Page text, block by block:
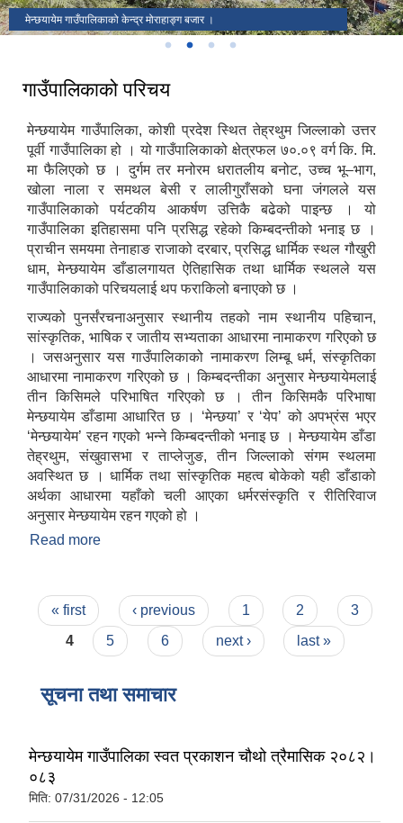
मेन्छयायेम गाउँपालिकाको केन्द्र मोराहाङ्ग बजार ।
गाउँपालिकाको परिचय
मेन्छयायेम गाउँपालिका, कोशी प्रदेश स्थित तेह्रथुम जिल्लाको उत्तर
पूर्वी गाउँपालिका हो । यो गाउँपालिकाको क्षेत्रफल ७०.०९ वर्ग कि. मि.
मा फैलिएको छ । दुर्गम तर मनोरम धरातलीय बनोट, उच्च भू–भाग,
खोला नाला र समथल बेसी र लालीगुराँसको घना जंगलले यस
गाउँपालिकाको पर्यटकीय आकर्षण उत्तिकै बढेको पाइन्छ । यो
गाउँपालिका इतिहासमा पनि प्रसिद्ध रहेको किम्बदन्तीको भनाइ छ ।
प्राचीन समयमा तेनाहाङ राजाको दरबार, प्रसिद्ध धार्मिक स्थल गौखुरी
धाम, मेन्छयायेम डाँडालगायत ऐतिहासिक तथा धार्मिक स्थलले यस
गाउँपालिकाको परिचयलाई थप फराकिलो बनाएको छ ।
राज्यको पुनर्संरचनाअनुसार स्थानीय तहको नाम स्थानीय पहिचान,
सांस्कृतिक, भाषिक र जातीय सभ्यताका आधारमा नामाकरण गरिएको छ
। जसअनुसार यस गाउँपालिकाको नामाकरण लिम्बू धर्म, संस्कृतिका
आधारमा नामाकरण गरिएको छ । किम्बदन्तीका अनुसार मेन्छयायेमलाई
तीन किसिमले परिभाषित गरिएको छ । तीन किसिमकै परिभाषा
मेन्छयायेम डाँडामा आधारित छ । ‘मेन्छया’ र ‘येप’ को अपभ्रंस भएर
‘मेन्छयायेम’ रहन गएको भन्ने किम्बदन्तीको भनाइ छ । मेन्छयायेम डाँडा
तेह्रथुम, संखुवासभा र ताप्लेजुङ, तीन जिल्लाको संगम स्थलमा
अवस्थित छ । धार्मिक तथा सांस्कृतिक महत्व बोकेको यही डाँडाको
अर्थका आधारमा यहाँको चली आएका धर्मरसंस्कृति र रीतिरिवाज
अनुसार मेन्छयायेम रहन गएको हो ।
Read more
Pages
« first ‹ previous 1 2
3
4
5 6 next › last »
सूचना तथा समाचार
मेन्छयायेम गाउँपालिका स्वत प्रकाशन चौथो त्रैमासिक २०८२।
०८३
मिति: 07/31/2026 - 12:05